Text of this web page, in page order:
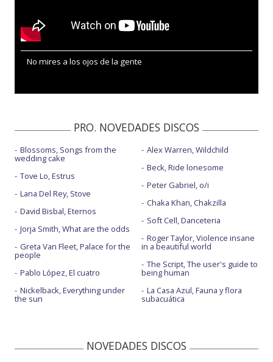
No mires a los ojos de la gente
PRO. NOVEDADES DISCOS
Blossoms, Songs from the
wedding cake
Tove Lo, Estrus
Lana Del Rey, Stove
David Bisbal, Eternos
Jorja Smith, What are the odds
Greta Van Fleet, Palace for the
people
Pablo López, El cuatro
Nickelback, Everything under
the sun
Alex Warren, Wildchild
Beck, Ride lonesome
Peter Gabriel, o/i
Chaka Khan, Chakzilla
Soft Cell, Danceteria
Roger Taylor, Violence insane
in a beautiful world
The Script, The user's guide to
being human
La Casa Azul, Fauna y flora
subacuática
NOVEDADES DISCOS